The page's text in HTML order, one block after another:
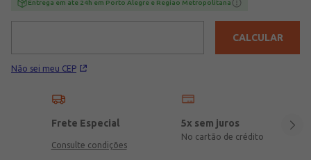
Entrega em ate 24h em Porto Alegre e Regiao Metropolitana
Não sei meu CEP
CALCULAR
Frete Especial
Consulte condições
5x sem juros
No cartão de crédito